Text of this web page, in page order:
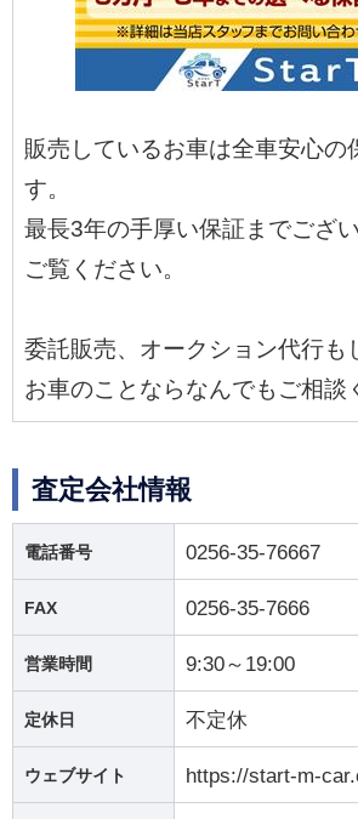
販売しているお車は全車安心の
す。
最長3年の手厚い保証までござ
ご覧ください。
委託販売、オークション代行も
お車のことならなんでもご相談
査定会社情報
電話番号 0256-35-76667
FAX 0256-35-7666
営業時間 9:30～19:00
定休日 不定休
ウェブサイト https://start-m-